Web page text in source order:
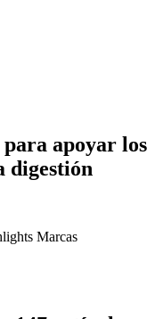
apoyar los
digestión
Marcas